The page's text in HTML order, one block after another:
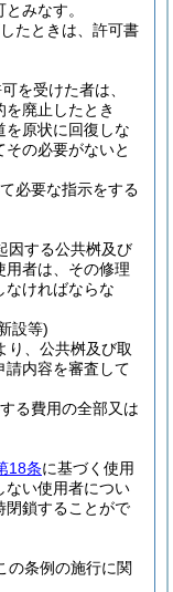
みなす。
たときは、許可書
を受けた者は、
廃止したとき
を原状に回復しな
の必要がないと
必要な指示をする
因する公共桝及び
用者は、その修理
なければならな
設等)
り、公共桝及び取
請内容を審査して
る費用の全部又は
18条に基づく使用
ない使用者につい
閉鎖することがで
の条例の施行に関